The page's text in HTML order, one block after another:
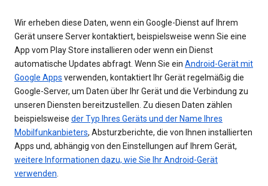
Wir erheben diese Daten, wenn ein Google-Dienst auf Ihrem
Gerät unsere Server kontaktiert, beispielsweise wenn Sie eine
App vom Play Store installieren oder wenn ein Dienst
automatische Updates abfragt. Wenn Sie ein Android-Gerät mit
Google Apps verwenden, kontaktiert Ihr Gerät regelmäßig die
Google-Server, um Daten über Ihr Gerät und die Verbindung zu
unseren Diensten bereitzustellen. Zu diesen Daten zählen
beispielsweise der Typ Ihres Geräts und der Name Ihres
Mobilfunkanbieters, Absturzberichte, die von Ihnen installierten
Apps und, abhängig von den Einstellungen auf Ihrem Gerät,
weitere Informationen dazu, wie Sie Ihr Android-Gerät
verwenden.